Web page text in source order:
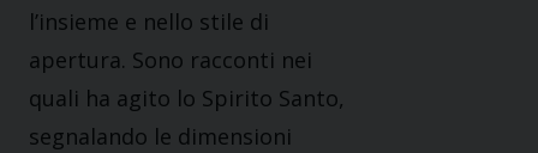
l’insieme e nello stile di
apertura. Sono racconti nei
quali ha agito lo Spirito Santo,
segnalando le dimensioni